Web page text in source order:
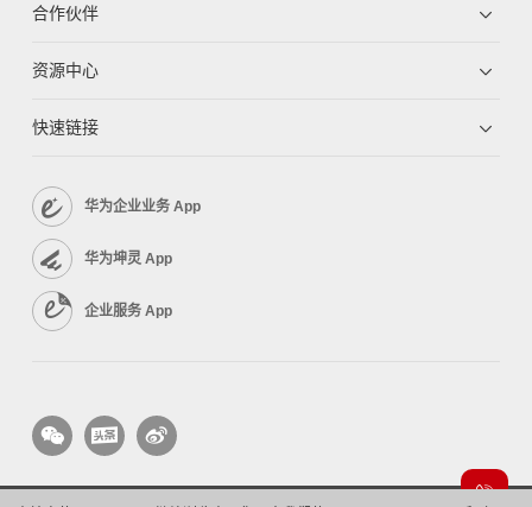
合作伙伴
资源中心
快速链接
华为企业业务 App
华为坤灵 App
企业服务 App